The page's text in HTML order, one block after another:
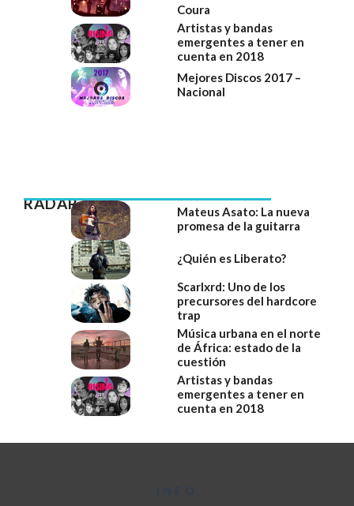
Coura
Artistas y bandas
emergentes a tener en
cuenta en 2018
Mejores Discos 2017 –
Nacional
RADAR
Mateus Asato: La nueva
promesa de la guitarra
¿Quién es Liberato?
Scarlxrd: Uno de los
precursores del hardcore
trap
Música urbana en el norte
de África: estado de la
cuestión
Artistas y bandas
emergentes a tener en
cuenta en 2018